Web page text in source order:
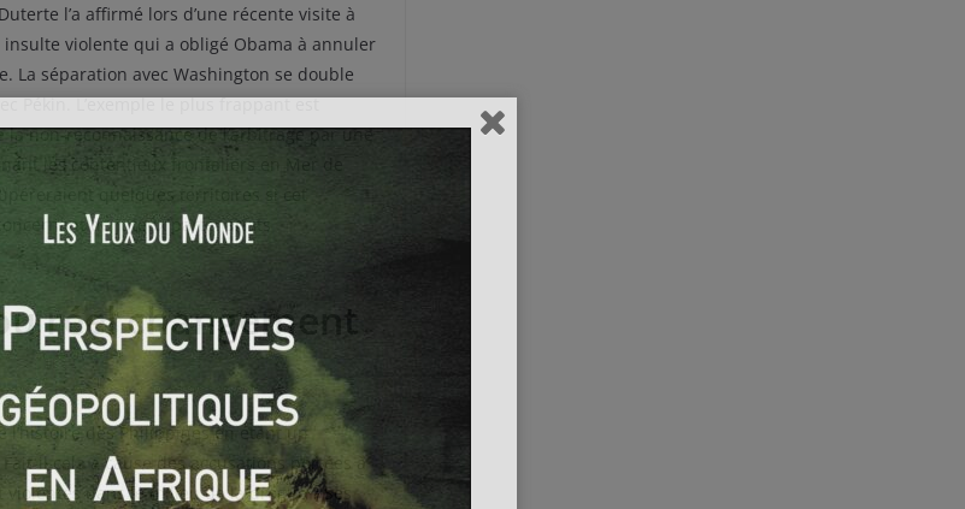
l’a affirmé lors d’une récente visite à
violente qui a obligé Obama à annuler
La séparation avec Washington se double
Pékin. L’exemple le plus frappant est
la non-reconnaissance de l’arbitrage par une
les contentieux frontaliers en Mer de
quelques territoires si cet
de juteux partenariats
réel changement
l‘histoire des Philippines en étant un
il cela à cause des accusations portées à
dans le milieu de la drogue ? Ses